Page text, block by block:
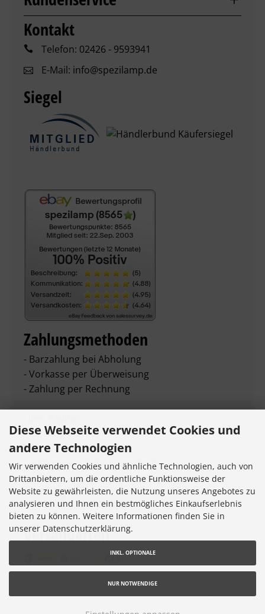
Kontakt
Telefon: 02426 - 9593941
E-Mail: info@spezilamp.de
Siegel
Zahlungsmethoden
- Barzahlung bei Abholung
- Vorkasse per Überweisung
- Zahlung per Rechnung
- Zahlung per PayPal
- Zahlung per Kreditkarte
- Zahlung per SEPA-Lastschrift
- Zahlung per "Später bezahlen"
- Zahlung per Ratenkauf
Versandarten
Diese Webseite verwendet Cookies und
andere Technologien
Wir verwenden Cookies und ähnliche Technologien, auch von
Drittanbietern, um die ordentliche Funktionsweise der
Website zu gewährleisten, die Nutzung unseres Angebotes zu
analysieren und Ihnen ein bestmögliches Einkaufserlebnis
bieten zu können. Weitere Informationen finden Sie in
unserer Datenschutzerklärung.
INKL. OPTIONALE
NUR NOTWENDIGE